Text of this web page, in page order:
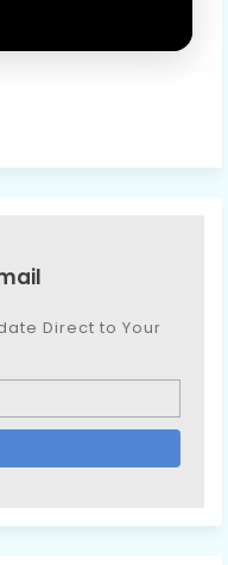
Direct to Your